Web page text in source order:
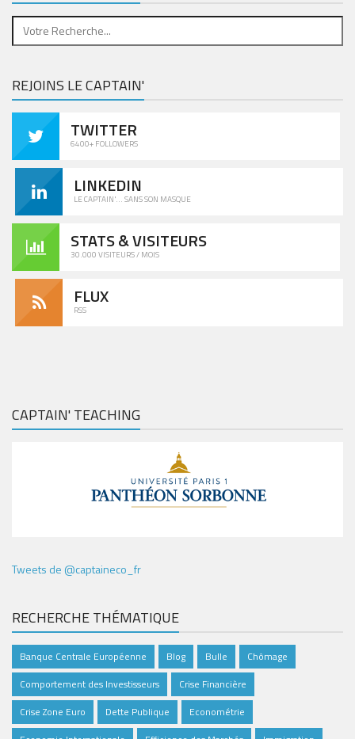
REJOINS LE CAPTAIN'
TWITTER
6400+ FOLLOWERS
LINKEDIN
LE CAPTAIN'... SANS SON MASQUE
STATS & VISITEURS
30.000 VISITEURS / MOIS
FLUX
RSS
CAPTAIN' TEACHING
Tweets de @captaineco_fr
RECHERCHE THÉMATIQUE
Banque Centrale Européenne Blog Bulle
Chômage
Comportement des Investisseurs
Crise Financière
Crise Zone Euro
Dette Publique
Econométrie